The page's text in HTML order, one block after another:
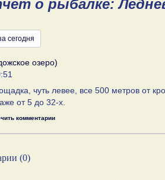
о рыбалке:
сегодня
озеро)
чуть левее, все 500 метров от
от 5 до 32-х.
комментарии
(0)